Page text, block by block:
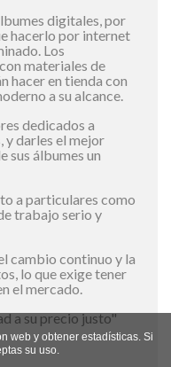
digitales, por
hacerlo por internet
Los
materiales de
hacer en tienda con
a su alcance.
dedicados a
y darles el mejor
sus álbumes un
a particulares como
trabajo serio y
cambio continuo y la
lo que exige tener
el mercado.
a su precio justo"
web y obtener estadísticas. Si
su uso.